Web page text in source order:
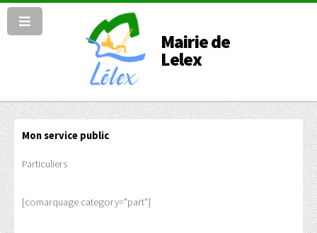
Mairie de
Lelex
Mon service public
Particuliers
[comarquage category="part"]